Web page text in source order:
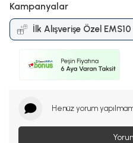
Kampanyalar
İlk Alışverişe Özel
ve Üzerine %10 İndirim
Henüz yorum